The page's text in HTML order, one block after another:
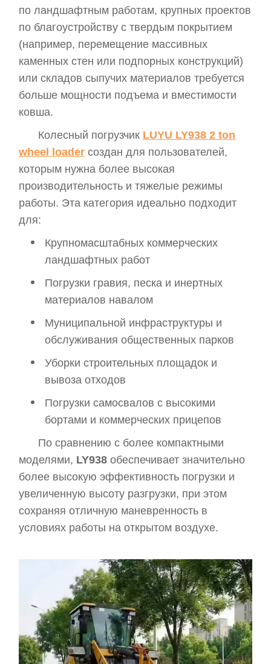
по ландшафтным работам, крупных проектов
по благоустройству с твердым покрытием
(например, перемещение массивных
каменных стен или подпорных конструкций)
или складов сыпучих материалов требуется
больше мощности подъема и вместимости
ковша.
Колесный погрузчик LUYU LY938 2 ton
wheel loader создан для пользователей,
которым нужна более высокая
производительность и тяжелые режимы
работы. Эта категория идеально подходит
для:
Крупномасштабных коммерческих
ландшафтных работ
Погрузки гравия, песка и инертных
материалов навалом
Муниципальной инфраструктуры и
обслуживания общественных парков
Уборки строительных площадок и
вывоза отходов
Погрузки самосвалов с высокими
бортами и коммерческих прицепов
По сравнению с более компактными
моделями, LY938 обеспечивает значительно
более высокую эффективность погрузки и
увеличенную высоту разгрузки, при этом
сохраняя отличную маневренность в
условиях работы на открытом воздухе.